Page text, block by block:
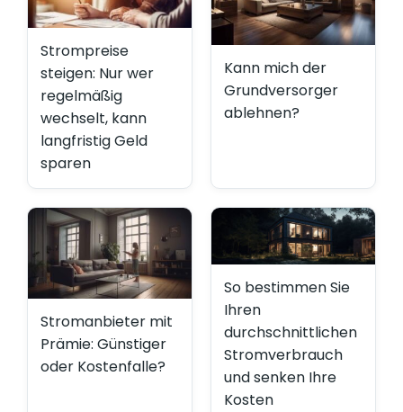
Strompreise
steigen: Nur wer
regelmäßig
wechselt, kann
langfristig Geld
sparen
Kann mich der
Grundversorger
ablehnen?
Stromanbieter mit
Prämie: Günstiger
oder Kostenfalle?
So bestimmen Sie
Ihren
durchschnittlichen
Stromverbrauch
und senken Ihre
Kosten